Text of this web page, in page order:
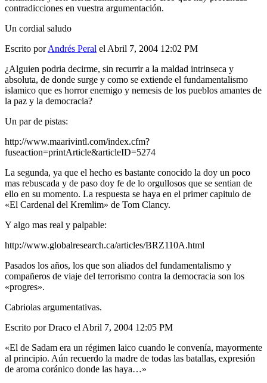
contradicciones en vuestra argumentación.
Un cordial saludo
Escrito porAndrés Peral el Abril 7, 2004 12:02 PM
¿Alguien podria decirme, sin recurrir a la maldad intrinseca y
absoluta, de donde surge y como se extiende el fundamentalismo
islamico que es horror enemigo y nemesis de los pueblos amantes de
la paz y la democracia?
Un par de pistas:
http://www.maarivintl.com/index.cfm?
fuseaction=printArticle&articleID=5274
La segunda, ya que el hecho es bastante conocido la doy un poco
mas rebuscada y de paso doy fe de lo orgullosos que se sentian de
ello en su momento. La respuesta se haya en el primer capitulo de
«El Cardenal del Kremlim» de Tom Clancy.
Y algo mas real y palpable:
http://www.globalresearch.ca/articles/BRZ110A.html
Pasados los años, los que son aliados del fundamentalismo y
compañeros de viaje del terrorismo contra la democracia son los
«progres».
Cabriolas argumentativas.
Escrito por Draco el Abril 7, 2004 12:05 PM
«El de Sadam era un régimen laico cuando le convenía, mayormente
al principio. Aún recuerdo la madre de todas las batallas, expresión
de aroma coránico donde las haya…»